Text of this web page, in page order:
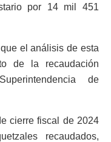
por 14 mil 451
el análisis de esta
de la recaudación
de
cierre fiscal de 2024
recaudados,